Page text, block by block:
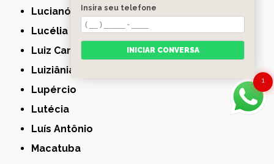
Lucianópolis
Lucélia
Luiz Carlos
Luiziânia
Lupércio
Lutécia
Luís Antônio
Macatuba
1
Insira seu telefone
INICIAR CONVERSA